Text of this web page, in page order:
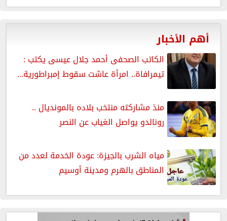
أهم الأخبار
الكاتب الصحفى أحمد جلال عيسى يكتب :
تيمرافاة.. امرأة عاشت سقوط إمبراطورية...
منذ مشاركته منتخب بلاده بالمونديال ..
رونالدو يواصل الغياب عن النصر
مياه الشرب بالجيزة: عودة الخدمة لعدد من
المناطق بالهرم ومدينة أوسيم